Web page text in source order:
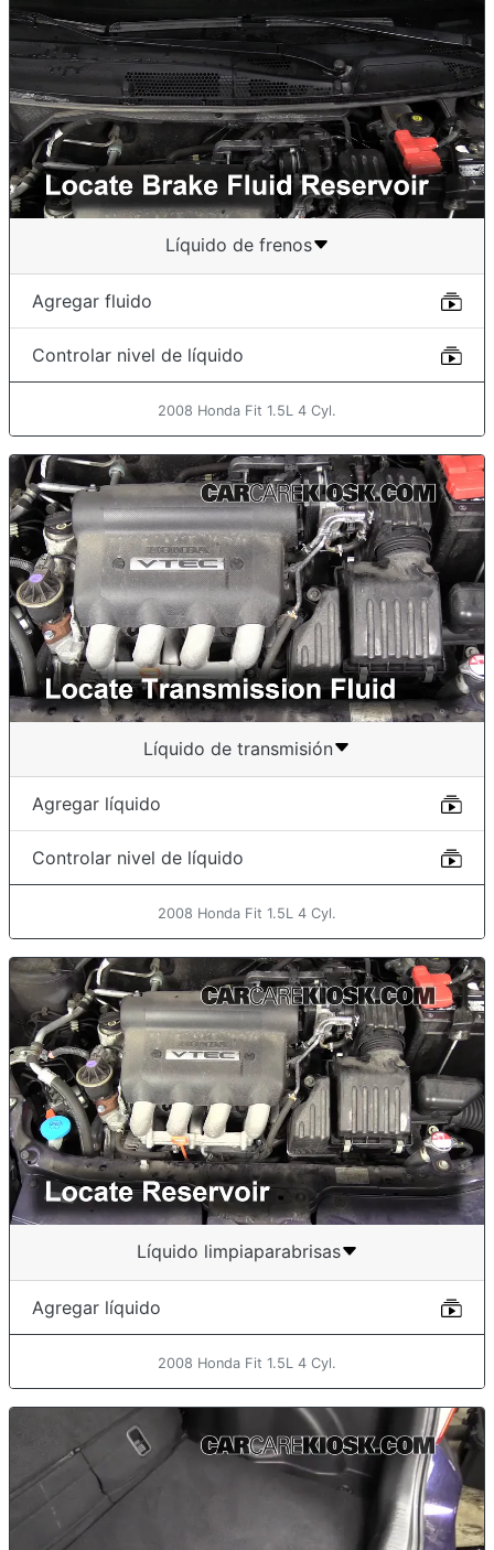
Líquido de frenos
Agregar fluido
Controlar nivel de líquido
2008 Honda Fit 1.5L 4 Cyl.
Líquido de transmisión
Agregar líquido
Controlar nivel de líquido
2008 Honda Fit 1.5L 4 Cyl.
Líquido limpiaparabrisas
Agregar líquido
2008 Honda Fit 1.5L 4 Cyl.